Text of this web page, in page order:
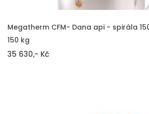
VLOŽIT DO KOŠÍKU
Megatherm CFM- Dana api - spirála
150 kg
35 630,- Kč